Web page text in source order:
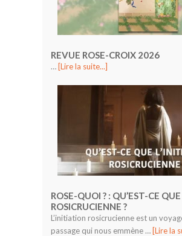
REVUE ROSE-CROIX 2026
… [Lire la suite...]
ROSE-QUOI ? : QU’EST-CE
ROSICRUCIENNE ?
L’initiation rosicrucienne est un
passage qui nous emmène … [Lire la